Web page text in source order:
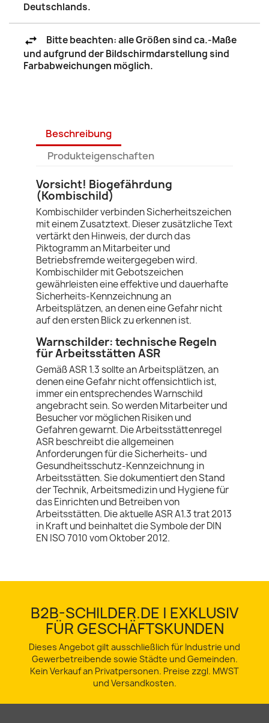
Deutschlands.
Bitte beachten: alle Größen sind ca.-Maße
und aufgrund der Bildschirmdarstellung sind
Farbabweichungen möglich.
Beschreibung
Produkteigenschaften
Vorsicht! Biogefährdung
(Kombischild)
Kombischilder verbinden Sicherheitszeichen
mit einem Zusatztext. Dieser zusätzliche Text
vertärkt den Hinweis, der durch das
Piktogramm an Mitarbeiter und
Betriebsfremde weitergegeben wird.
Kombischilder mit Gebotszeichen
gewährleisten eine effektive und dauerhafte
Sicherheits-Kennzeichnung an
Arbeitsplätzen, an denen eine Gefahr nicht
auf den ersten Blick zu erkennen ist.
Warnschilder: technische Regeln
für Arbeitsstätten ASR
Gemäß ASR 1.3 sollte an Arbeitsplätzen, an
denen eine Gefahr nicht offensichtlich ist,
immer ein entsprechendes Warnschild
angebracht sein. So werden Mitarbeiter und
Besucher vor möglichen Risiken und
Gefahren gewarnt. Die Arbeitsstättenregel
ASR beschreibt die allgemeinen
Anforderungen für die Sicherheits- und
Gesundheitsschutz-Kennzeichnung in
Arbeitsstätten. Sie dokumentiert den Stand
der Technik, Arbeitsmedizin und Hygiene für
das Einrichten und Betreiben von
Arbeitsstätten. Die aktuelle ASR A1.3 trat 2013
in Kraft und beinhaltet die Symbole der DIN
EN ISO 7010 vom Oktober 2012.
B2B-SCHILDER.DE | EXKLUSIV
FÜR GESCHÄFTSKUNDEN
Dieses Angebot gilt ausschließlich für Industrie und
Gewerbetreibende sowie Städte und Gemeinden.
Kein Verkauf an Privatpersonen. Preise zzgl. MWST
und Versandkosten.